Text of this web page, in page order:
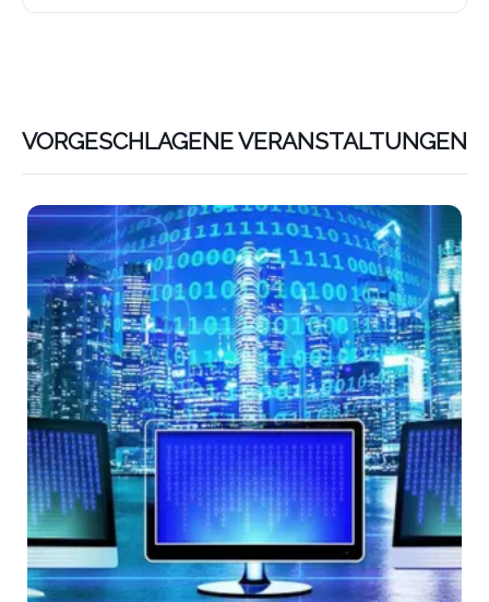
VORGESCHLAGENE VERANSTALTUNGEN